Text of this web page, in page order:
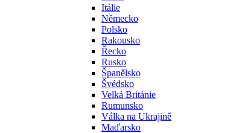
Itálie
Německo
Polsko
Rakousko
Řecko
Rusko
Španělsko
Švédsko
Velká Británie
Rumunsko
Válka na Ukrajině
Maďarsko